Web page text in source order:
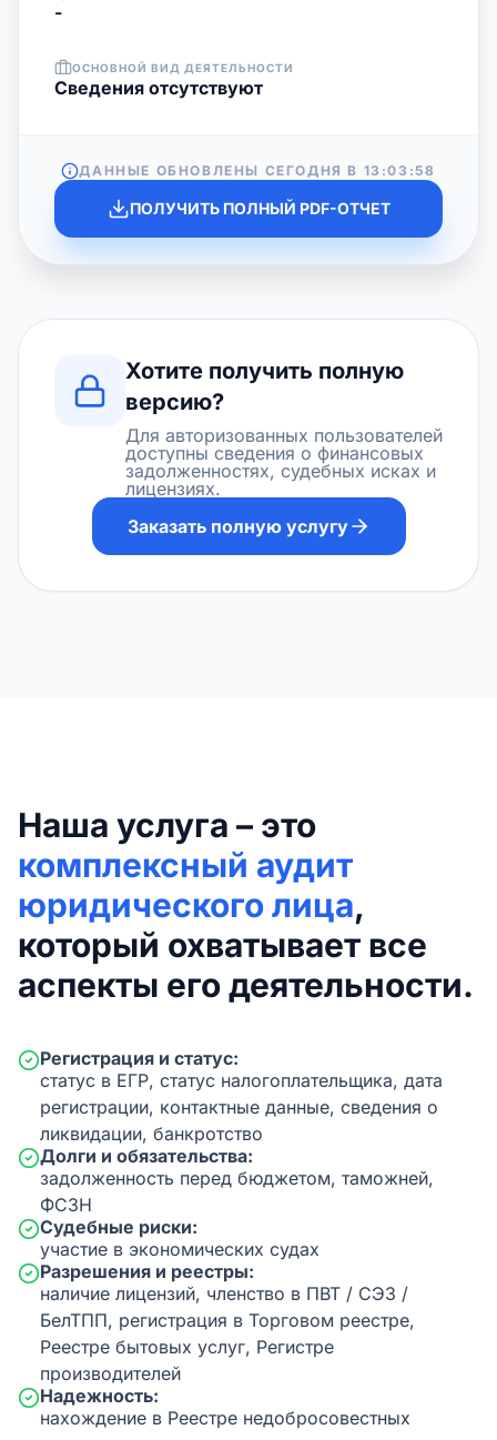
-
ОСНОВНОЙ ВИД ДЕЯТЕЛЬНОСТИ
Cведения отсутствуют
ДАННЫЕ ОБНОВЛЕНЫ СЕГОДНЯ В 13:03:58
ПОЛУЧИТЬ ПОЛНЫЙ PDF-ОТЧЕТ
Хотите получить полную
версию?
Для авторизованных пользователей
доступны сведения о финансовых
задолженностях, судебных исках и
лицензиях.
Заказать полную услугу
Наша услуга – это
комплексный аудит
юридического лица,
который охватывает все
аспекты его деятельности.
Регистрация и статус:
статус в ЕГР, статус налогоплательщика, дата
регистрации, контактные данные, сведения о
ликвидации, банкротство
Долги и обязательства:
задолженность перед бюджетом, таможней,
ФСЗН
Судебные риски:
участие в экономических судах
Разрешения и реестры:
наличие лицензий, членство в ПВТ / СЭЗ /
БелТПП, регистрация в Торговом реестре,
Реестре бытовых услуг, Регистре
производителей
Надежность:
нахождение в Реестре недобросовестных